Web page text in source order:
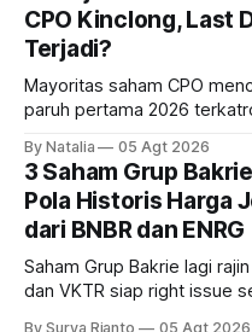
CPO Kinclong, Last
Terjadi?
Mayoritas saham CPO
paruh pertama 2026
diprediksi semakin terlihat
prospeknya? apakah
By Natalia 05 Agt 2026
3 Saham Grup
Pola Historis Harga
dari BNBR dan ENRG
Saham Grup Bakrie lagi
dan VKTR siap right issue
By Surya Rianto 05 Agt 2026